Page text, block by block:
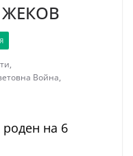
,
Война,
на 6